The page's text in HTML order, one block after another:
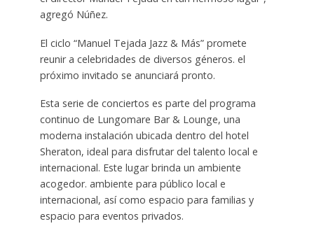
agregó Núñez.
El ciclo “Manuel Tejada Jazz & Más” promete
reunir a celebridades de diversos géneros. el
próximo invitado se anunciará pronto.
Esta serie de conciertos es parte del programa
continuo de Lungomare Bar & Lounge, una
moderna instalación ubicada dentro del hotel
Sheraton, ideal para disfrutar del talento local e
internacional. Este lugar brinda un ambiente
acogedor. ambiente para público local e
internacional, así como espacio para familias y
espacio para eventos privados.